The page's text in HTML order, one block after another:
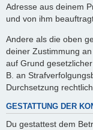
Adresse aus deinem
und von ihm
Andere als die oben
deiner Zustimmung
auf Grund
B. an
Durchsetzung
GESTATTUNG DER
Du gestattest dem